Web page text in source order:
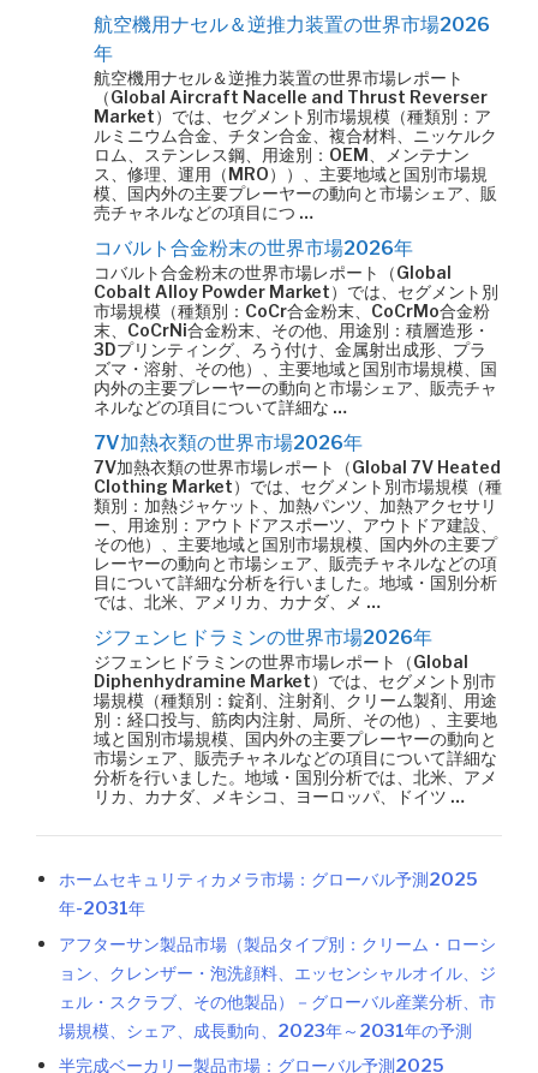
航空機用ナセル＆逆推力装置の世界市場2026
年
航空機用ナセル＆逆推力装置の世界市場レポート
（Global Aircraft Nacelle and Thrust Reverser
Market）では、セグメント別市場規模（種類別：ア
ルミニウム合金、チタン合金、複合材料、ニッケルク
ロム、ステンレス鋼、用途別：OEM、メンテナン
ス、修理、運用（MRO））、主要地域と国別市場規
模、国内外の主要プレーヤーの動向と市場シェア、販
売チャネルなどの項目につ …
コバルト合金粉末の世界市場2026年
コバルト合金粉末の世界市場レポート（Global
Cobalt Alloy Powder Market）では、セグメント別
市場規模（種類別：CoCr合金粉末、CoCrMo合金粉
末、CoCrNi合金粉末、その他、用途別：積層造形・
3Dプリンティング、ろう付け、金属射出成形、プラ
ズマ・溶射、その他）、主要地域と国別市場規模、国
内外の主要プレーヤーの動向と市場シェア、販売チャ
ネルなどの項目について詳細な …
7V加熱衣類の世界市場2026年
7V加熱衣類の世界市場レポート（Global 7V Heated
Clothing Market）では、セグメント別市場規模（種
類別：加熱ジャケット、加熱パンツ、加熱アクセサリ
ー、用途別：アウトドアスポーツ、アウトドア建設、
その他）、主要地域と国別市場規模、国内外の主要プ
レーヤーの動向と市場シェア、販売チャネルなどの項
目について詳細な分析を行いました。地域・国別分析
では、北米、アメリカ、カナダ、メ …
ジフェンヒドラミンの世界市場2026年
ジフェンヒドラミンの世界市場レポート（Global
Diphenhydramine Market）では、セグメント別市
場規模（種類別：錠剤、注射剤、クリーム製剤、用途
別：経口投与、筋肉内注射、局所、その他）、主要地
域と国別市場規模、国内外の主要プレーヤーの動向と
市場シェア、販売チャネルなどの項目について詳細な
分析を行いました。地域・国別分析では、北米、アメ
リカ、カナダ、メキシコ、ヨーロッパ、ドイツ …
ホームセキュリティカメラ市場：グローバル予測2025
年-2031年
アフターサン製品市場（製品タイプ別：クリーム・ローシ
ョン、クレンザー・泡洗顔料、エッセンシャルオイル、ジ
ェル・スクラブ、その他製品）－グローバル産業分析、市
場規模、シェア、成長動向、2023年～2031年の予測
半完成ベーカリー製品市場：グローバル予測2025